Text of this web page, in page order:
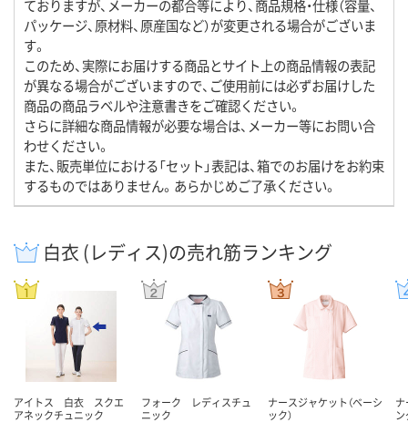
ておりますが、メーカーの都合等により、商品規格・仕様（容量、
パッケージ、原材料、原産国など）が変更される場合がございま
す。
このため、実際にお届けする商品とサイト上の商品情報の表記
が異なる場合がございますので、ご使用前には必ずお届けした
商品の商品ラベルや注意書きをご確認ください。
さらに詳細な商品情報が必要な場合は、メーカー等にお問い合
わせください。
また、販売単位における「セット」表記は、箱でのお届けをお約束
するものではありません。あらかじめご了承ください。
白衣 (レディス)の売れ筋ランキング
アイトス 白衣 スクエ
アネックチュニック
フォーク レディスチュ
ニック
ナースジャケット（ベーシ
ック）
ナ
ン